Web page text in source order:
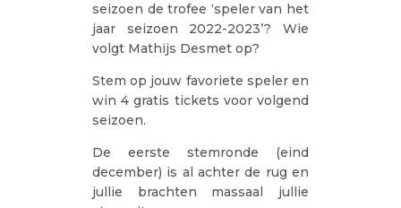
seizoen de trofee ‘speler van het
jaar seizoen 2022-2023’? Wie
volgt Mathijs Desmet op?
Stem op jouw favoriete speler en
win 4 gratis tickets voor volgend
seizoen.
De eerste stemronde (eind
december) is al achter de rug en
jullie brachten massaal jullie